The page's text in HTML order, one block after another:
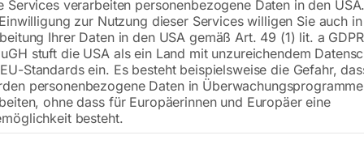
zu WIG-Schlauchpakete SRC ONE
Line’ M3S Schweißgeräte
€33,00
inkl. MwSt. zzgl.Versandkosten
Services verarbeiten personenbezogene Daten in den
zur Nutzung dieser Services willigen Sie auch
Ihrer Daten in den USA gemäß Art. 49 (1) lit. a
stuft die USA als ein Land mit unzureichendem
Standards ein. Es besteht beispielsweise die Gefahr,
personenbezogene Daten in
ohne dass für Europäerinnen und Europäer eine
besteht.